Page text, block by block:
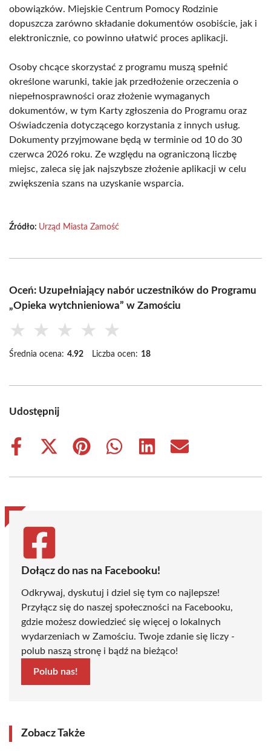
obowiązków. Miejskie Centrum Pomocy Rodzinie
dopuszcza zarówno składanie dokumentów osobiście, jak i
elektronicznie, co powinno ułatwić proces aplikacji.
Osoby chcące skorzystać z programu muszą spełnić
określone warunki, takie jak przedłożenie orzeczenia o
niepełnosprawności oraz złożenie wymaganych
dokumentów, w tym Karty zgłoszenia do Programu oraz
Oświadczenia dotyczącego korzystania z innych usług.
Dokumenty przyjmowane będą w terminie od 10 do 30
czerwca 2026 roku. Ze względu na ograniczoną liczbę
miejsc, zaleca się jak najszybsze złożenie aplikacji w celu
zwiększenia szans na uzyskanie wsparcia.
Źródło: Urząd Miasta Zamość
Oceń: Uzupełniający nabór uczestników do Programu
„Opieka wytchnieniowa” w Zamościu
★ ★ ★ ★ ★
Średnia ocena: 4.92 Liczba ocen: 18
Udostępnij
Share
Share
(Twitter)
Share
Share
Share
Share
Dołącz do nas na Facebooku!
Odkrywaj, dyskutuj i dziel się tym co najlepsze!
Przyłącz się do naszej społeczności na Facebooku,
gdzie możesz dowiedzieć się więcej o lokalnych
wydarzeniach w Zamościu. Twoje zdanie się liczy -
polub naszą stronę i bądź na bieżąco!
Polub nas!
Zobacz Także